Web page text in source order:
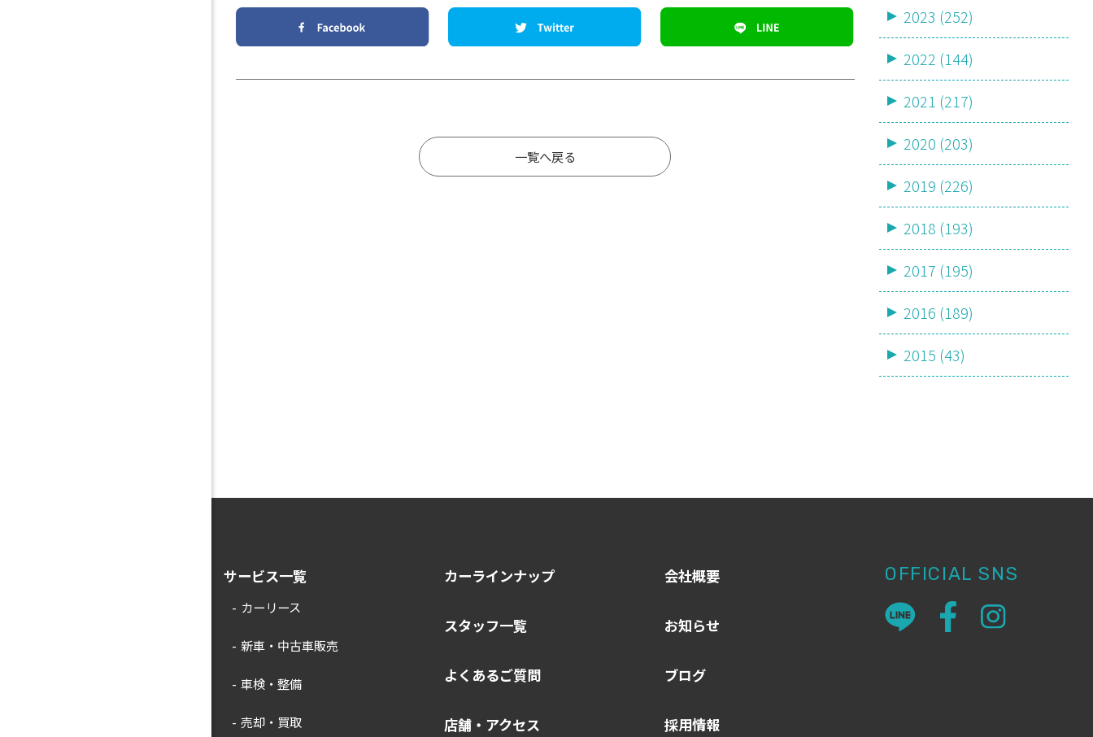
一覧へ戻る
2023 (252)
2022 (144)
2021 (217)
2020 (203)
2019 (226)
2018 (193)
2017 (195)
2016 (189)
2015 (43)
サービス一覧
カーリース
新車・中古車販売
車検・整備
売却・買取
カーラインナップ
スタッフ一覧
よくあるご質問
店舗・アクセス
会社概要
お知らせ
ブログ
採用情報
OFFICIAL SNS